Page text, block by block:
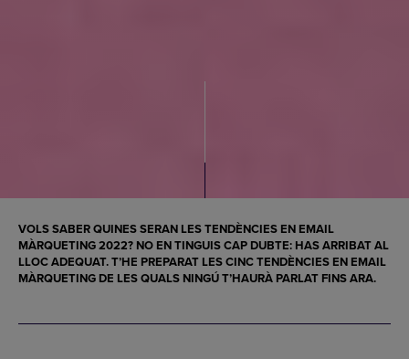
VOLS SABER QUINES SERAN LESTENDÈNCIES EN EMAIL
MÀRQUETING 2022? NO EN TINGUIS CAP DUBTE: HAS ARRIBAT AL
LLOC ADEQUAT. T’HE PREPARAT LES CINCTENDÈNCIES EN EMAIL
MÀRQUETING DE LES QUALS NINGÚ T’HAURÀ PARLAT FINS ARA.